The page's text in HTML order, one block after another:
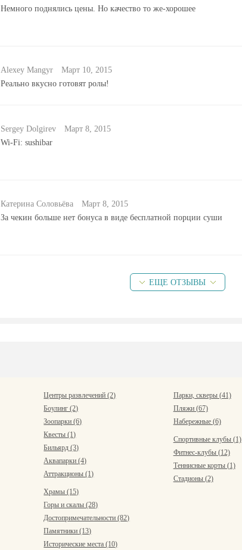
Немного поднялись цены. Но качество то же-хорошее
Alexey Mangyr
Mарт 10, 2015
Реально вкусно готовят ролы!
Sergey Dolgirev
Mарт 8, 2015
Wi-Fi: sushibar
Катерина Соловьёва
Mарт 8, 2015
За чекин больше нет бонуса в виде бесплатной порции суши
ЕЩЕ ОТЗЫВЫ
Центры развлечений (2)
Боулинг (2)
Зоопарки (6)
Квесты (1)
Бильярд (3)
Аквапарки (4)
Аттракционы (1)
Храмы (15)
Горы и скалы (28)
Достопримечательности (82)
Памятники (13)
Исторические места (10)
Парки, скверы (41)
Пляжи (67)
Набережные (6)
Спортивные клубы (1)
Фитнес-клубы (12)
Теннисные корты (1)
Стадионы (2)